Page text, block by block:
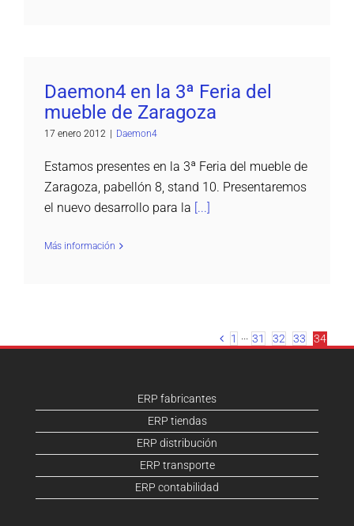
Daemon4 en la 3ª Feria del
mueble de Zaragoza
17 enero 2012 Daemon4
Estamos presentes en la 3ª Feria del mueble de
Zaragoza, pabellón 8, stand 10. Presentaremos
el nuevo desarrollo para la [...]
Más información
1 ··· 31 32 33 34
ERP fabricantes
ERP tiendas
ERP distribución
ERP transporte
ERP contabilidad